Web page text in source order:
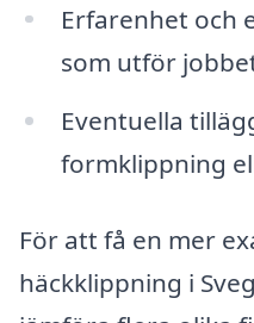
Erfarenhet och
som utför
Eventuella
formklippning
För att få en mer
häckklippning i